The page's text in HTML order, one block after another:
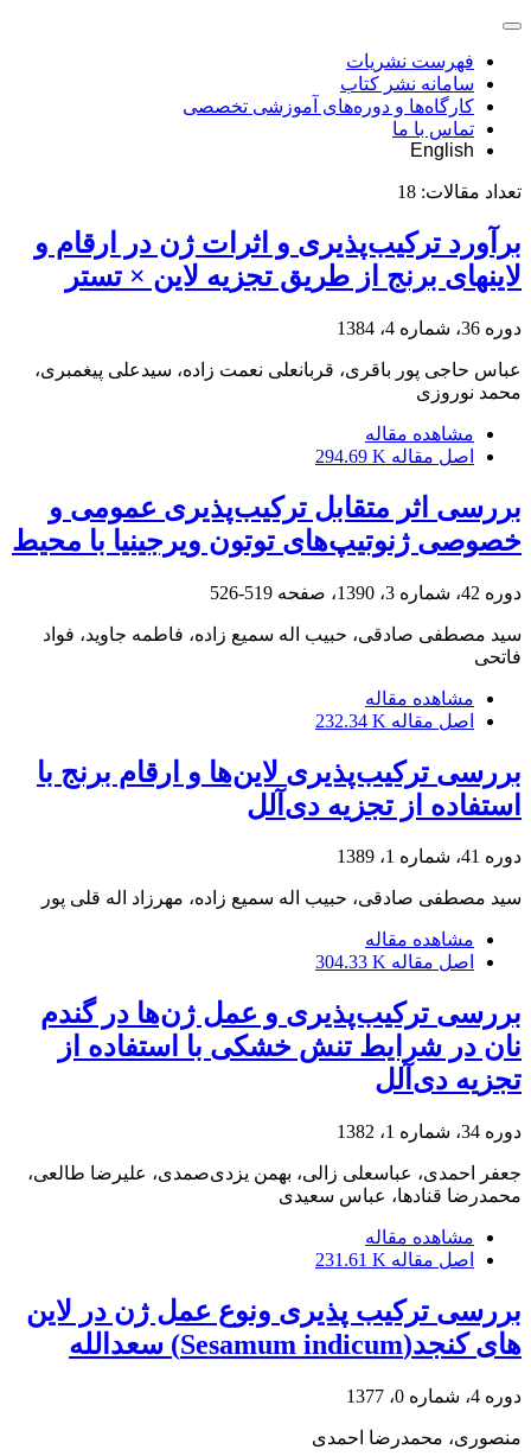
فهرست نشریات
سامانه نشر کتاب
کارگاه‌ها و دوره‌های آموزشی تخصصی
تماس با ما
English
تعداد مقالات: 18
برآورد ترکیب‌پذیری و اثرات ژن در ارقام و
لاینهای برنج از طریق تجزیه لاین × تستر
دوره 36، شماره 4، 1384
عباس حاجی پور باقری، قربانعلی نعمت زاده، سیدعلی پیغمبری،
محمد نوروزی
مشاهده مقاله
اصل مقاله 294.69 K
بررسی اثر متقابل ترکیب‌پذیری عمومی و
خصوصی ژنوتیپ‌های توتون ویرجینیا با محیط
دوره 42، شماره 3، 1390، صفحه 519-526
سید مصطفی صادقی، حبیب اله سمیع زاده، فاطمه جاوید، فواد
فاتحی
مشاهده مقاله
اصل مقاله 232.34 K
بررسی ترکیب‌پذیری لاین‌ها و ارقام برنج با
استفاده از تجزیه دی‌آلل
دوره 41، شماره 1، 1389
سید مصطفی صادقی، حبیب اله سمیع زاده، مهرزاد اله قلی پور
مشاهده مقاله
اصل مقاله 304.33 K
بررسی ترکیب‌پذیری و عمل ژن‌ها در گندم
نان در شرایط تنش خشکی با استفاده از
تجزیه دی‌آلل
دوره 34، شماره 1، 1382
جعفر احمدی، عباسعلی زالی، بهمن یزدی‌صمدی، علیرضا طالعی،
محمدرضا قنادها، عباس سعیدی
مشاهده مقاله
اصل مقاله 231.61 K
بررسی ترکیب پذیری ونوع عمل ژن در لاین
های کنجد(Sesamum indicum) سعدالله
دوره 4، شماره 0، 1377
منصوری، محمدرضا احمدی